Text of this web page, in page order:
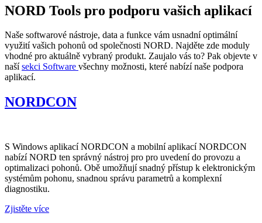
NORD Tools pro podporu vašich aplikací
Naše softwarové nástroje, data a funkce vám usnadní optimální
využití vašich pohonů od společnosti NORD. Najděte zde moduly
vhodné pro aktuálně vybraný produkt. Zaujalo vás to? Pak objevte v
našísekci Software všechny možnosti, které nabízí naše podpora
aplikací.
NORDCON
S Windows aplikací NORDCON a mobilní aplikací NORDCON
nabízí NORD ten správný nástroj pro pro uvedení do provozu a
optimalizaci pohonů. Obě umožňují snadný přístup k elektronickým
systémům pohonu, snadnou správu parametrů a komplexní
diagnostiku.
Zjistěte více